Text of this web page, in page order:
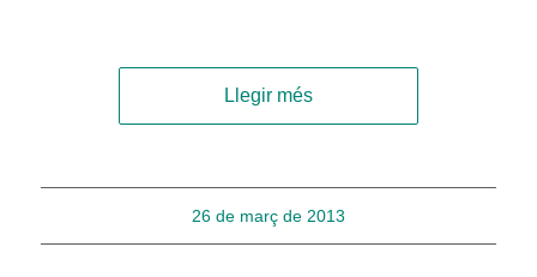
Llegir més
26 de març de 2013